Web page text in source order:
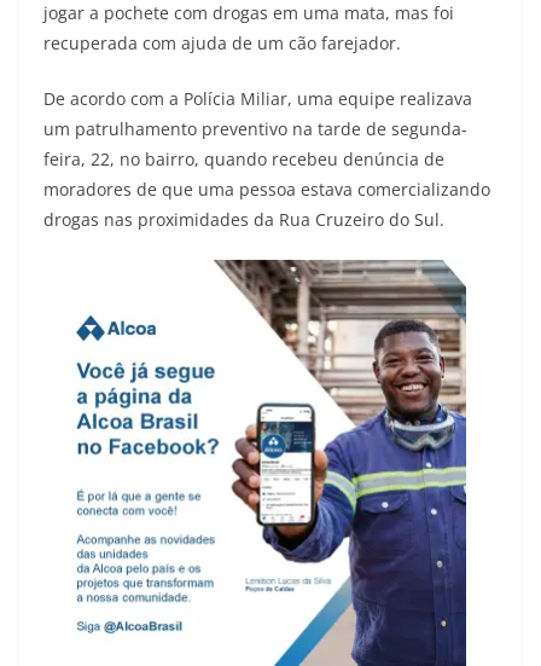
jogar a pochete com drogas em uma mata, mas foi
recuperada com ajuda de um cão farejador.
De acordo com a Polícia Miliar, uma equipe realizava
um patrulhamento preventivo na tarde de segunda-
feira, 22, no bairro, quando recebeu denúncia de
moradores de que uma pessoa estava comercializando
drogas nas proximidades da Rua Cruzeiro do Sul.